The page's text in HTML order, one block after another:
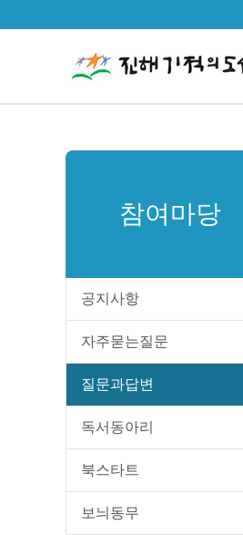
참여마당
공지사항
자주묻는질문
질문과답변
독서동아리
북스타트
보늬동무